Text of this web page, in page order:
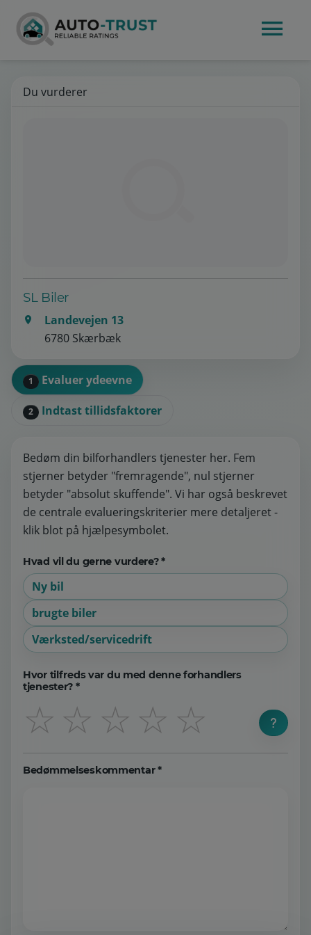
Du vurderer
SL Biler
Landevejen 13
6780 Skærbæk
1 Evaluer ydeevne
2 Indtast tillidsfaktorer
Bedøm din bilforhandlers tjenester her. Fem
stjerner betyder "fremragende", nul stjerner
betyder "absolut skuffende". Vi har også beskrevet
de centrale evalueringskriterier mere detaljeret -
klik blot på hjælpesymbolet.
Hvad vil du gerne vurdere? *
Ny bil
brugte biler
Værksted/servicedrift
Hvor tilfreds var du med denne forhandlers
tjenester? *
☆
☆
☆
☆
☆
Bedømmelseskommentar *